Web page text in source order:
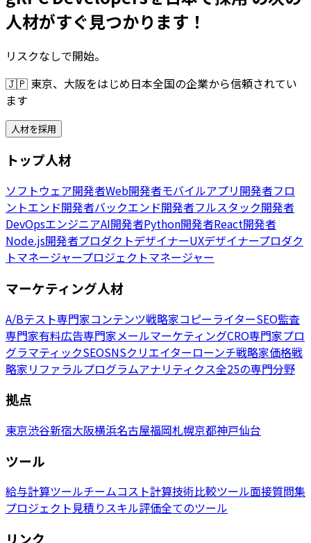
人材がすぐ見つかります！
リスクなしで開始。
🇯🇵 東京、大阪をはじめ日本全国の企業から信頼されてい
ます
人材を採用
トップ人材
ソフトウェア開発者Web開発者モバイルアプリ開発者フロ
ントエンド開発者バックエンド開発者フルスタック開発者
DevOpsエンジニアAI開発者Python開発者React開発者
Node.js開発者プロダクトデザイナーUXデザイナープロダク
トマネージャープロジェクトマネージャー
マーケティング人材
A/Bテスト専門家コンテンツ戦略家コピーライターSEO監査
専門家有料広告専門家メールマーケティングCRO専門家プロ
グラマティックSEOSNSクリエイターローンチ戦略家価格戦
略家リファラルプログラムアナリティクス全25の専門分野
拠点
東京渋谷新宿大阪横浜名古屋福岡札幌京都神戸仙台
ツール
給与計算ツールチームコスト計算技術比較ツール面接質問集
プロジェクト見積りスキル評価全てのツール
リンク